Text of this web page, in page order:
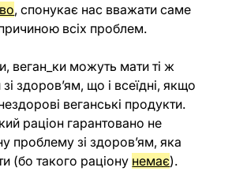
, спонукає нас вважати саме
всіх проблем.
веган_ки можуть мати ті ж
здоров’ям, що і всеїдні, якщо
веганські продукти.
раціон гарантовано не
проблему зі здоров’ям, яка
(бо такого раціону немає).